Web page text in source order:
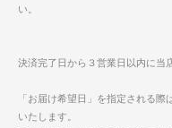
い。
決済完了日から３営業日以内に当
「お届け希望日」を指定される
いたします。